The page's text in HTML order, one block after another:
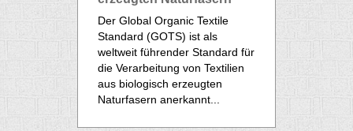
Der Global Organic Textile
Standard (GOTS) ist als
weltweit führender Standard für
die Verarbeitung von Textilien
aus biologisch erzeugten
Naturfasern anerkannt...